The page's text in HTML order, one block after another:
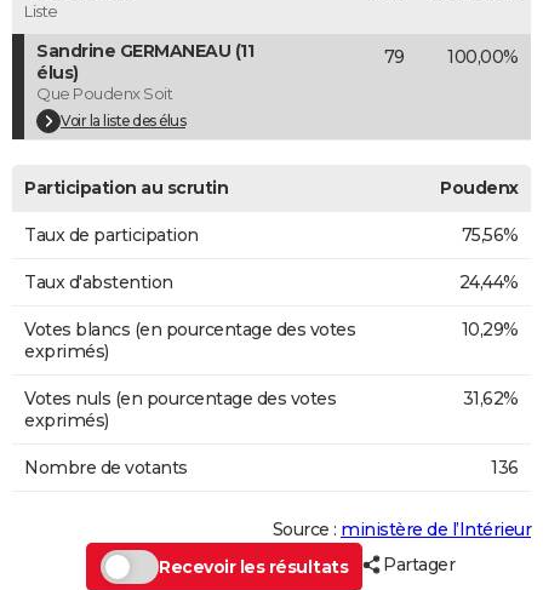
PROGRAMME TV
COPAINS D'AVANT
S'inscrire
Se connecter
Lycées
Collèges
Primaires
Universités
Entreprises
Service militaire
Avis de recherche
AVIS DE DÉCÈS
Bricolage
Lifestyle
Culture
Sport
Auto
Television
Voyage
Cinema
Liste
Sandrine GERMANEAU (11
élus)
Que Poudenx Soit
Voir la liste des élus
79 100,00%
Participation au scrutin Poudenx
Taux de participation 75,56%
Taux d'abstention 24,44%
Votes blancs (en pourcentage des votes
exprimés)
10,29%
Votes nuls (en pourcentage des votes
exprimés)
31,62%
Nombre de votants 136
Source : ministère de l’Intérieur
Recevoir les résultats
Partager